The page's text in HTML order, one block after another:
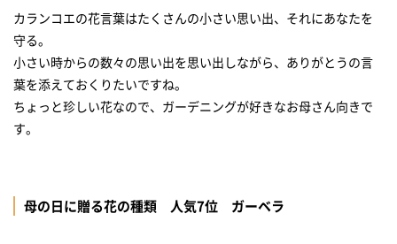
カランコエの花言葉はたくさんの小さい思い出、それにあなたを
守る。
小さい時からの数々の思い出を思い出しながら、ありがとうの言
葉を添えておくりたいですね。
ちょっと珍しい花なので、ガーデニングが好きなお母さん向きで
す。
母の日に贈る花の種類 人気7位 ガーベラ